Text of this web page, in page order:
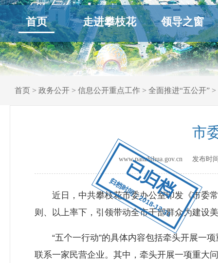
已归档
归档时间：2018-12-31
首页 走进攀枝花 领导之窗
首页 > 政务公开 > 信息公开重点工作 > 全面推进“五公开” >
市
www.panzhihua.gov.cn 发布时
近日，中共攀枝花市委办公室印发《市委常
则、以上率下，引领带动全市干部群众为建设
“五个一行动”的具体内容包括牵头开展一项
联系一家民营企业。其中，牵头开展一项重大